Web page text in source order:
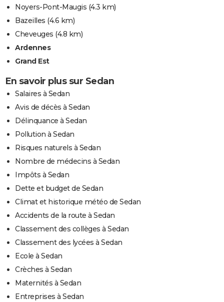
Noyers-Pont-Maugis (4.3 km)
Bazeilles (4.6 km)
Cheveuges (4.8 km)
Ardennes
Grand Est
En savoir plus sur Sedan
Salaires à Sedan
Avis de décès à Sedan
Délinquance à Sedan
Pollution à Sedan
Risques naturels à Sedan
Nombre de médecins à Sedan
Impôts à Sedan
Dette et budget de Sedan
Climat et historique météo de Sedan
Accidents de la route à Sedan
Classement des collèges à Sedan
Classement des lycées à Sedan
Ecole à Sedan
Crèches à Sedan
Maternités à Sedan
Entreprises à Sedan